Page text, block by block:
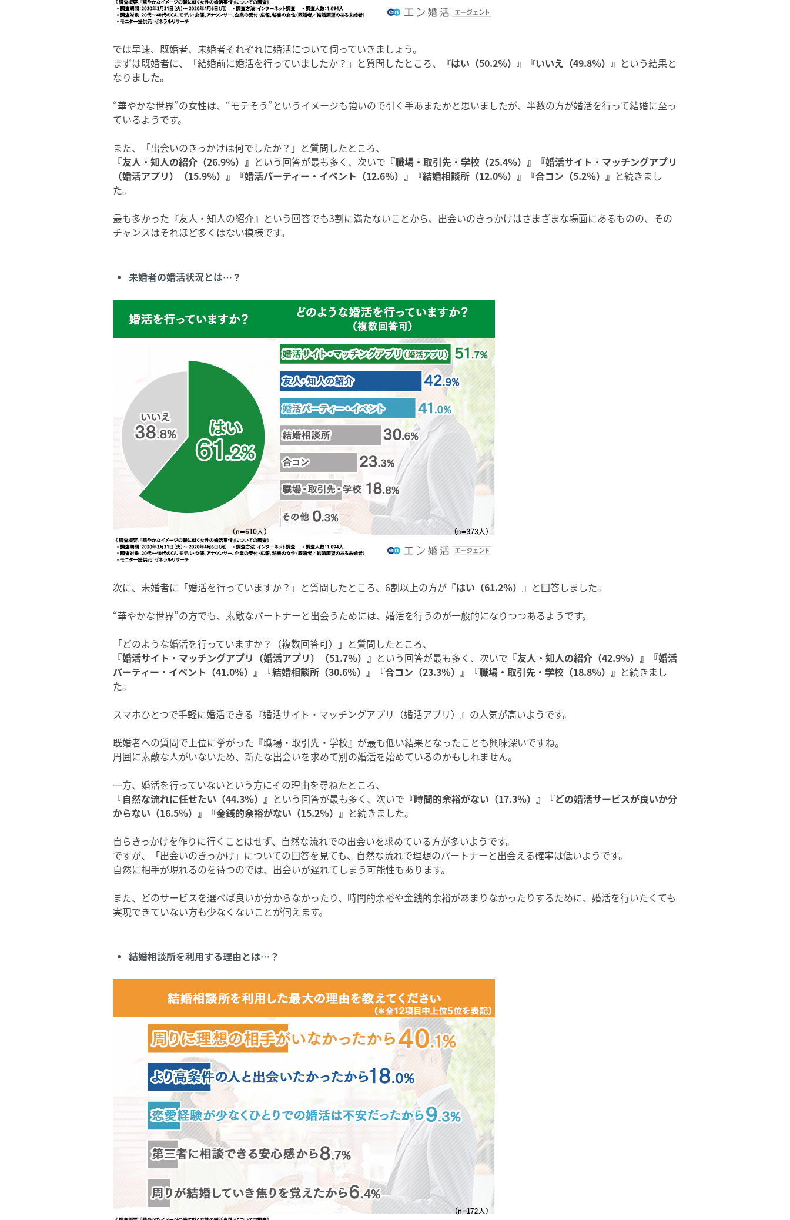
では早速、既婚者、未婚者それぞれに婚活について伺っていきましょう。
まずは既婚者に、「結婚前に婚活を行っていましたか？」と質問したところ、
『はい（50.2％）』『いいえ（49.8％）』 という結果と
なりました。
“華やかな世界”の女性は、“モテそう”というイメージも強いので引く手あまたかと思いましたが、半数の方が婚活を行って結婚に至っ
ているようです。
また、「出会いのきっかけは何でしたか？」と質問したところ、
『友人・知人の紹介（26.9％）』 という回答が最も多く、次いで 『職場・取引先・学校（25.4％）』『婚活サイト・マッチングアプリ
（婚活アプリ）（15.9％）』『婚活パーティー・イベント（12.6％）』『結婚相談所（12.0％）』『合コン（5.2％）』 と続きまし
た。
最も多かった『友人・知人の紹介』という回答でも3割に満たないことから、出会いのきっかけはさまざまな場面にあるものの、その
チャンスはそれほど多くはない模様です。
未婚者の婚活状況とは…？
次に、未婚者に「婚活を行っていますか？」と質問したところ、6割以上の方が 『はい（61.2％）』 と回答しました。
“華やかな世界”の方でも、素敵なパートナーと出会うためには、婚活を行うのが一般的になりつつあるようです。
「どのような婚活を行っていますか？（複数回答可）」と質問したところ、
『婚活サイト・マッチングアプリ（婚活アプリ）（51.7％）』 という回答が最も多く、次いで 『友人・知人の紹介（42.9％）』『婚活
パーティー・イベント（41.0％）』『結婚相談所（30.6％）』『合コン（23.3％）』『職場・取引先・学校（18.8％）』 と続きまし
た。
スマホひとつで手軽に婚活できる『婚活サイト・マッチングアプリ（婚活アプリ）』の人気が高いようです。
既婚者への質問で上位に挙がった『職場・取引先・学校』が最も低い結果となったことも興味深いですね。
周囲に素敵な人がいないため、新たな出会いを求めて別の婚活を始めているのかもしれません。
一方、婚活を行っていないという方にその理由を尋ねたところ、
『自然な流れに任せたい（44.3％）』 という回答が最も多く、次いで 『時間的余裕がない（17.3％）』『どの婚活サービスが良いか分
からない（16.5％）』『金銭的余裕がない（15.2％）』 と続きました。
自らきっかけを作りに行くことはせず、自然な流れでの出会いを求めている方が多いようです。
ですが、「出会いのきっかけ」についての回答を見ても、自然な流れで理想のパートナーと出会える確率は低いようです。
自然に相手が現れるのを待つのでは、出会いが遅れてしまう可能性もあります。
また、どのサービスを選べば良いか分からなかったり、時間的余裕や金銭的余裕があまりなかったりするために、婚活を行いたくても
実現できていない方も少なくないことが伺えます。
結婚相談所を利用する理由とは…？